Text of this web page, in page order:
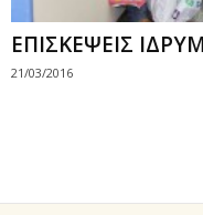
ΕΠΙΣΚΕΨΕΙΣ
21/03/2016